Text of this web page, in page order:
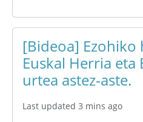
[Bideoa]
Euskal Herria eta
urtea astez-aste.
Last updated 3 mins ago